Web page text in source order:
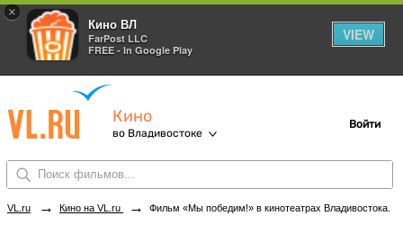
×
Кино ВЛ
FarPost LLC
FREE - In Google Play
VIEW
Кино
во Владивостоке
Войти
VL.ru → Кино на VL.ru → Фильм «Мы победим!» в кинотеатрах Владивостока. Купить билеты!